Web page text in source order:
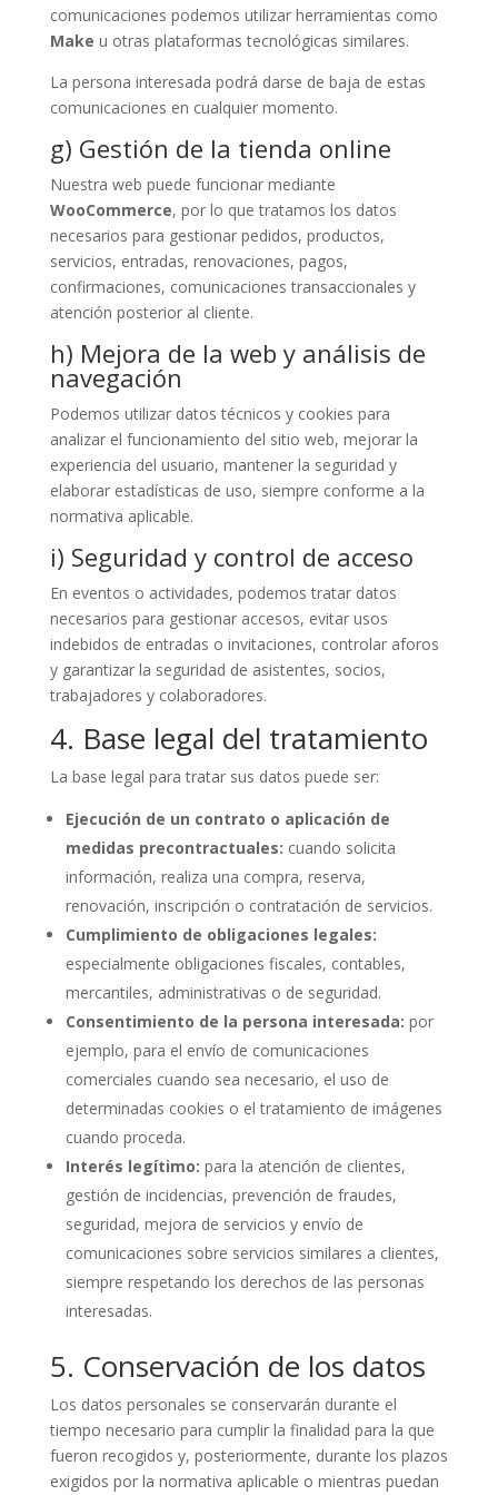
comunicaciones podemos utilizar herramientas como
Make u otras plataformas tecnológicas similares.
La persona interesada podrá darse de baja de estas
comunicaciones en cualquier momento.
g) Gestión de la tienda online
Nuestra web puede funcionar mediante
WooCommerce, por lo que tratamos los datos
necesarios para gestionar pedidos, productos,
servicios, entradas, renovaciones, pagos,
confirmaciones, comunicaciones transaccionales y
atención posterior al cliente.
h) Mejora de la web y análisis de
navegación
Podemos utilizar datos técnicos y cookies para
analizar el funcionamiento del sitio web, mejorar la
experiencia del usuario, mantener la seguridad y
elaborar estadísticas de uso, siempre conforme a la
normativa aplicable.
i) Seguridad y control de acceso
En eventos o actividades, podemos tratar datos
necesarios para gestionar accesos, evitar usos
indebidos de entradas o invitaciones, controlar aforos
y garantizar la seguridad de asistentes, socios,
trabajadores y colaboradores.
4. Base legal del tratamiento
La base legal para tratar sus datos puede ser:
Ejecución de un contrato o aplicación de
medidas precontractuales: cuando solicita
información, realiza una compra, reserva,
renovación, inscripción o contratación de servicios.
Cumplimiento de obligaciones legales:
especialmente obligaciones fiscales, contables,
mercantiles, administrativas o de seguridad.
Consentimiento de la persona interesada: por
ejemplo, para el envío de comunicaciones
comerciales cuando sea necesario, el uso de
determinadas cookies o el tratamiento de imágenes
cuando proceda.
Interés legítimo: para la atención de clientes,
gestión de incidencias, prevención de fraudes,
seguridad, mejora de servicios y envío de
comunicaciones sobre servicios similares a clientes,
siempre respetando los derechos de las personas
interesadas.
5. Conservación de los datos
Los datos personales se conservarán durante el
tiempo necesario para cumplir la finalidad para la que
fueron recogidos y, posteriormente, durante los plazos
exigidos por la normativa aplicable o mientras puedan